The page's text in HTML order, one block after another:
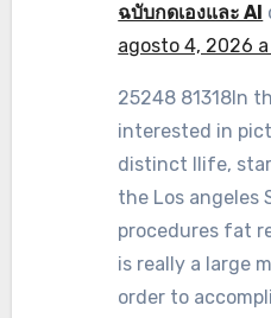
ฉบับกดเองและ AI
agosto 4, 2026 a
25248 81318In
interested in
distinct llife,
the Los angeles
procedures fat
is really a large
order to